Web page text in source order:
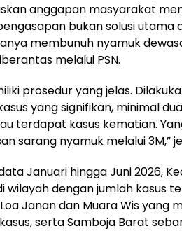
anggapan masyarakat
bukan solusi utama
membunuh nyamuk
melalui PSN.
prosedur yang jelas.
yang signifikan, minimal
terdapat kasus kematian.
sarang nyamuk melalui 3M,”
Januari hingga Juni 2026,
wilayah dengan jumlah kasus
Loa Janan dan Muara Wis yang
serta Samboja Barat